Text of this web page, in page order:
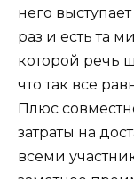
него
раз и есть та
которой речь
что так все
Плюс
затраты на
всеми